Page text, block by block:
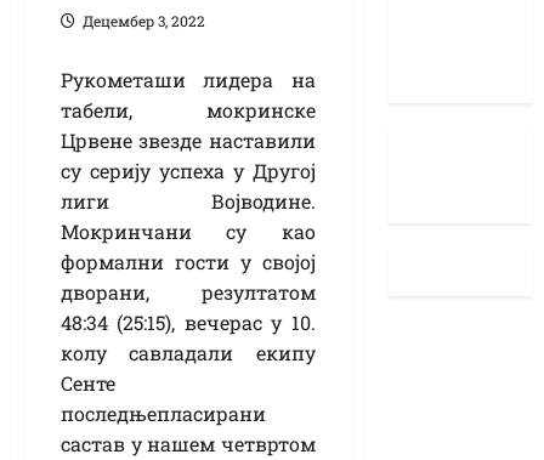
Децембер 3, 2022
Рукометаши лидера на
табели, мокринске
Црвене звезде наставили
су серију успеха у Другој
лиги Војводине.
Мокринчани су као
формални гости у својој
дворани, резултатом
48:34 (25:15), вечерас у 10.
колу савладали екипу
Сенте
последњепласирани
састав у нашем четвртом